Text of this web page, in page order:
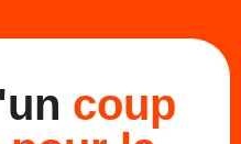
coup